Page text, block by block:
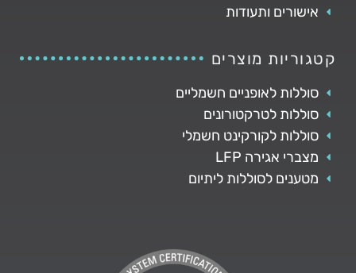
אישורים ותעודות
קטגוריות מוצרים
סוללות לאופניים חשמליים
סוללות לטרקטורונים
סוללות לקורקינט חשמלי
מצברי אגירה LFP
מטענים לסוללות ליתיום